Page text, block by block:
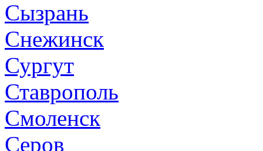
Сызрань
Снежинск
Сургут
Ставрополь
Смоленск
Серов